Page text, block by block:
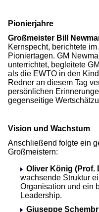
Pionierjahre
Großmeister Bill
Kernspecht, berichtete
Pioniertagen. GM
unterrichtet, begleitete
als die EWTO in den
Redner an diesem Tag
persönlichen
gegenseitige
Vision und Wachstum
Anschließend folgte ein
Großmeistern:
Oliver König (Prof.
wachsende Struktur
Organisation und ein
Leadership.
Giuseppe